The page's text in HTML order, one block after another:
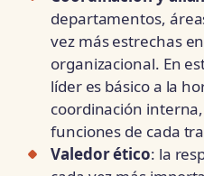
departamentos,
vez más estrechas
organizacional. En
líder es básico a la
coordinación
funciones de cada
Valedor ético: la